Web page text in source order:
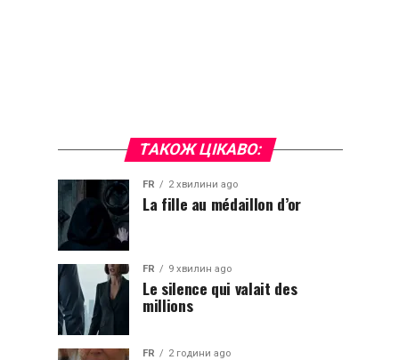
ТАКОЖ ЦІКАВО:
FR 2 хвилини ago
La fille au médaillon d’or
FR 9 хвилин ago
Le silence qui valait des
millions
FR 2 години ago